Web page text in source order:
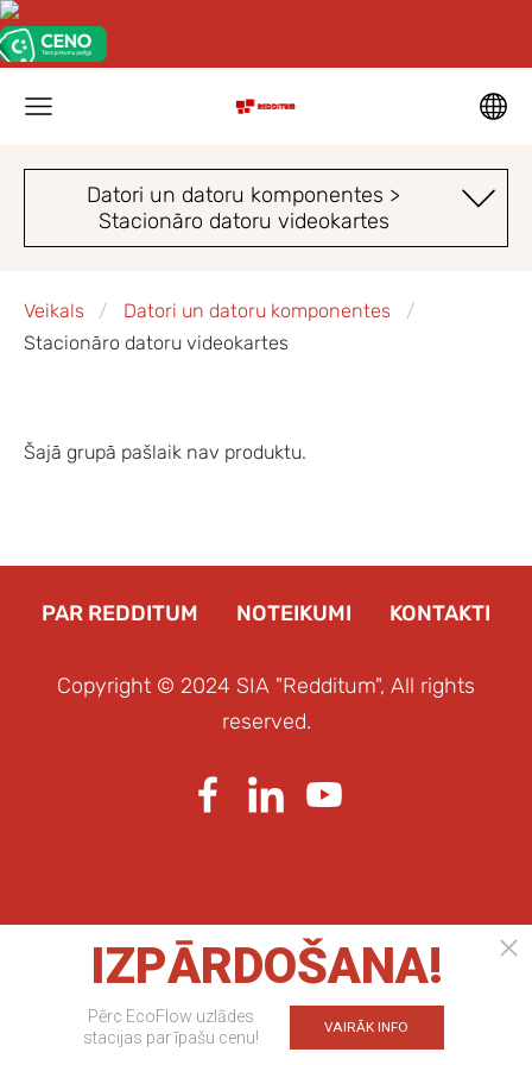
Datori un datoru komponentes >
Stacionāro datoru videokartes
Veikals
Datori un datoru komponentes
Stacionāro datoru videokartes
Šajā grupā pašlaik nav produktu.
PAR REDDITUM NOTEIKUMI KONTAKTI
Copyright © 2024 SIA "Redditum", All rights
reserved.